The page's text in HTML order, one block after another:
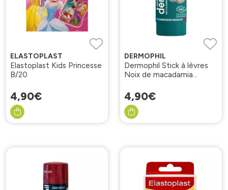
ELASTOPLAST
Elastoplast Kids Princesse
B/20
4,90€
DERMOPHIL
Dermophil Stick à lèvres
Noix de macadamia
4,90€